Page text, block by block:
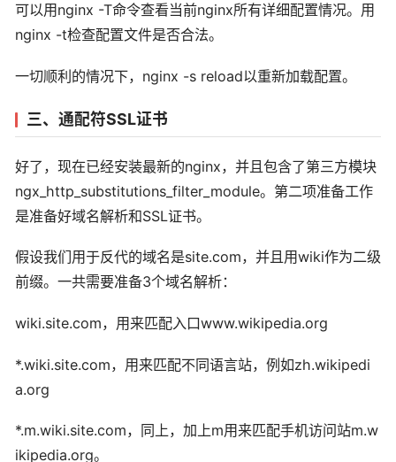
可以用nginx -T命令查看当前nginx所有详细配置情况。用
nginx -t检查配置文件是否合法。
一切顺利的情况下，nginx -s reload以重新加载配置。
三、通配符SSL证书
好了，现在已经安装最新的nginx，并且包含了第三方模块
ngx_http_substitutions_filter_module。第二项准备工作
是准备好域名解析和SSL证书。
假设我们用于反代的域名是site.com，并且用wiki作为二级
前缀。一共需要准备3个域名解析：
wiki.site.com，用来匹配入口www.wikipedia.org
*.wiki.site.com，用来匹配不同语言站，例如zh.wikipedi
a.org
*.m.wiki.site.com，同上，加上m用来匹配手机访问站m.w
ikipedia.org。